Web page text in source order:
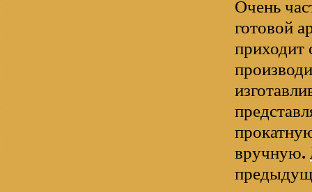
Очень
готовой
приходит
вручную.